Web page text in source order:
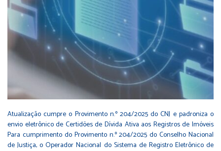
Atualização cumpre o Provimento n.º 204/2025 do CNJ e padroniza o
envio eletrônico de Certidões de Dívida Ativa aos Registros de Imóveis
Para cumprimento do Provimento n.º 204/2025 do Conselho Nacional
de Justiça, o Operador Nacional do Sistema de Registro Eletrônico de